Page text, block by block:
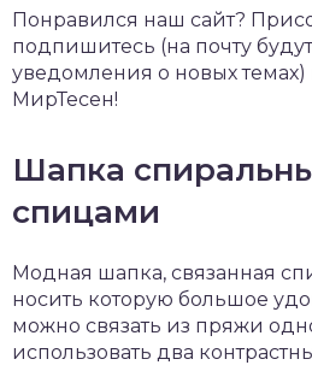
Понравился наш сайт?
подпишитесь (на почту
уведомления о новых темах)
МирТесен!
Шапка
спицами
Модная шапка, связанная
носить которую большое
можно связать из пряжи
использовать два